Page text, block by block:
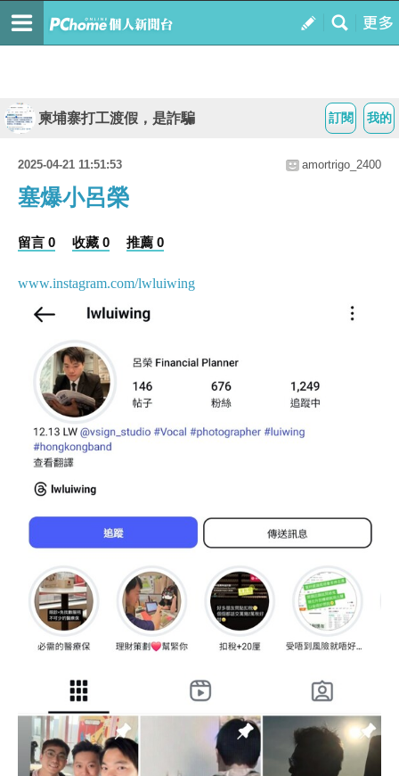
我的
訂閱
柬埔寨打工渡假，是詐騙
2025-04-21 11:51:53 amortrigo_2400
塞爆小呂榮
留言 0 收藏 0 推薦 0
www.instagram.com/lwluiwing